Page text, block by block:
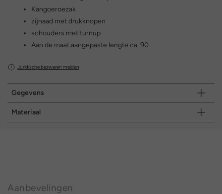
Kangoeroezak
zijnaad met drukknopen
schouders met turnup
Aan de maat aangepaste lengte ca. 90
Juridische bezwaren melden
Gegevens
Materiaal
Aanbevelingen